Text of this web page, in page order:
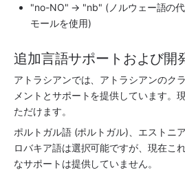
"no-NO" → "nb" (ノルウェー語の
モールを使用)
追加言語サポートおよび開
アトラシアンでは、アトラシアンのク
メントとサポートを提供しています。
ただけます。
ポルトガル語 (ポルトガル)、エストニ
ロバキア語は選択可能ですが、現在こ
なサポートは提供していません。